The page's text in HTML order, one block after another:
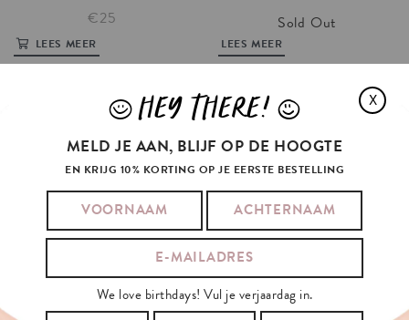
€25
LEES MEER
Sold Out
LEES MEER
XMAS EGGPLANT
€7.5
XMAS KARDASHIANS
€7.5
X
JHEY THERE! L
MELD JE AAN, BLIJF OP DE HOOGTE
EN KRIJG 10% KORTING OP JE EERSTE BESTELLING
We love birthdays! Vul je verjaardag in.